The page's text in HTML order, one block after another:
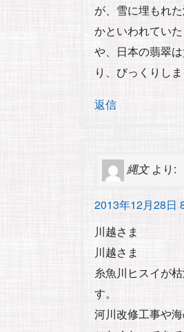
が、雪に埋もれ
かといわれてい
や、日本の翡翠
り、びっくりし
返信
縄文 より:
2013年12月28日
川越さま
川越さま
糸魚川ヒスイが
す。
河川改修工事や